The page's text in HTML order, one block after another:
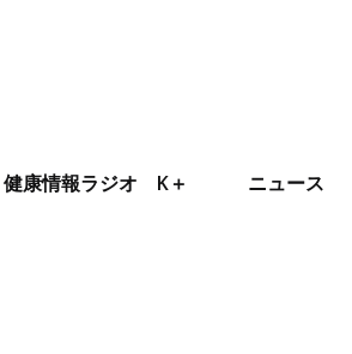
健康情報ラジオ K＋ ニュース